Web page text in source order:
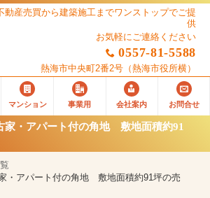
動産売買から建築施工までワンストップでご提
供
お気軽にご連絡ください
0557-81-5588
熱海市中央町2番2号 （熱海市役所横）
マンション 事業用 会社案内 お問合せ
・アパート付の角地 敷地面積約91
・アパート付の角地 敷地面積約91坪の売